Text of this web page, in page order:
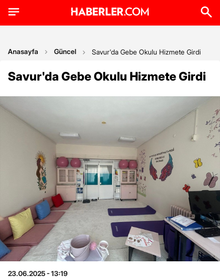
Anasayfa Güncel Savur'da Gebe Okulu Hizmete Girdi
Savur'da Gebe Okulu Hizmete Girdi
23.06.2025 - 13:19